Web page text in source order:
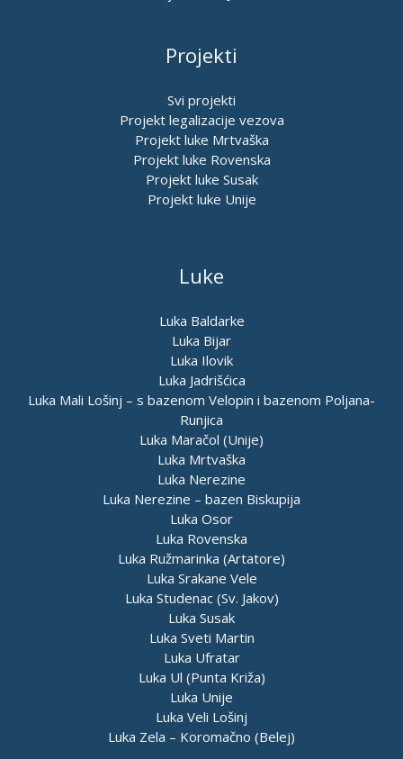
Projekti
Svi projekti
Projekt legalizacije vezova
Projekt luke Mrtvaška
Projekt luke Rovenska
Projekt luke Susak
Projekt luke Unije
Luke
Luka Baldarke
Luka Bijar
Luka Ilovik
Luka Jadrišćica
Luka Mali Lošinj – s bazenom Velopin i bazenom Poljana-
Runjica
Luka Maračol (Unije)
Luka Mrtvaška
Luka Nerezine
Luka Nerezine – bazen Biskupija
Luka Osor
Luka Rovenska
Luka Ružmarinka (Artatore)
Luka Srakane Vele
Luka Studenac (Sv. Jakov)
Luka Susak
Luka Sveti Martin
Luka Ufratar
Luka Ul (Punta Križa)
Luka Unije
Luka Veli Lošinj
Luka Zela – Koromačno (Belej)